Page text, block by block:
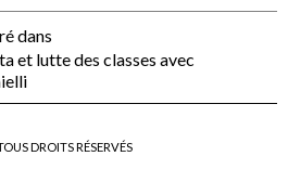
dans
et lutte des classes avec
DROITS RÉSERVÉS